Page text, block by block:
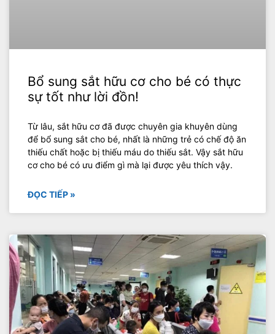
Bổ sung sắt hữu cơ cho bé có thực
sự tốt như lời đồn!
Từ lâu, sắt hữu cơ đã được chuyên gia khuyên dùng
để bổ sung sắt cho bé, nhất là những trẻ có chế độ ăn
thiếu chất hoặc bị thiếu máu do thiếu sắt. Vậy sắt hữu
cơ cho bé có ưu điểm gì mà lại được yêu thích vậy.
ĐỌC TIẾP »